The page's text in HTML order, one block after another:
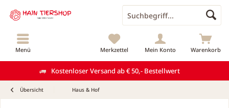
Kostenloser Versand ab € 50,- Bestellwert
Menü Warenkorb
Merkzettel Mein Konto
Übersicht Haus & Hof